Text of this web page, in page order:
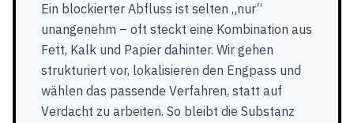
Ein blockierter Abfluss ist selten „nur“
unangenehm – oft steckt eine Kombination aus
Fett, Kalk und Papier dahinter. Wir gehen
strukturiert vor, lokalisieren den Engpass und
wählen das passende Verfahren, statt auf
Verdacht zu arbeiten. So bleibt die Substanz